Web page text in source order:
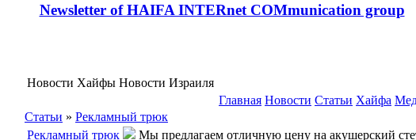
Newsletter of HAIFA INTERnet COMmunication group
Новости Хайфы Новости Израиля
Главная Новости Статьи Хайфа
Статьи » Рекламный трюк
Рекламный трюк
Мы предлагаем отличную цену на акушерский